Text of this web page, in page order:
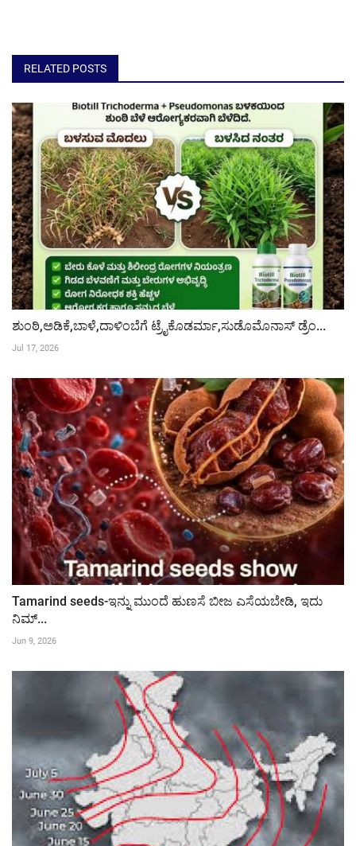
RELATED POSTS
ಶುಂಠಿ,ಅಡಿಕೆ,ಬಾಳೆ,ದಾಳಿಂಬೆಗೆ ಟ್ರೈಕೊಡರ್ಮಾ,ಸುಡೊಮೊನಾಸ್ ಡ್ರೆಂ...
Jul 17, 2026
Tamarind seeds-ಇನ್ನು ಮುಂದೆ ಹುಣಸೆ ಬೀಜ ಎಸೆಯಬೇಡಿ, ಇದು
ನಿಮ್...
Jun 9, 2026